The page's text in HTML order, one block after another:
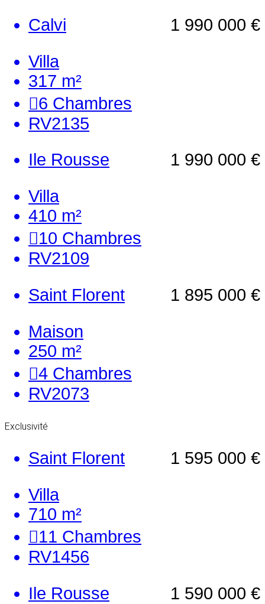
1 990 000 €
Calvi
Villa
317 m²
6 Chambres
RV2135
1 990 000 €
Ile Rousse
Villa
410 m²
10 Chambres
RV2109
1 895 000 €
Saint Florent
Maison
250 m²
4 Chambres
RV2073
Exclusivité
1 595 000 €
Saint Florent
Villa
710 m²
11 Chambres
RV1456
1 590 000 €
Ile Rousse